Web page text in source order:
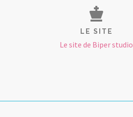
LE SITE
Le site de Biper studio